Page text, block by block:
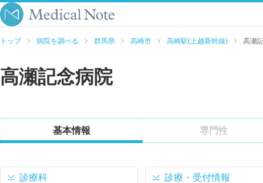
トップ 病院を調べる 群馬県 高崎市 高崎駅(上越新幹線) 高瀬
高瀬記念病院
基本情報 専門性
診療科 診療・受付情報